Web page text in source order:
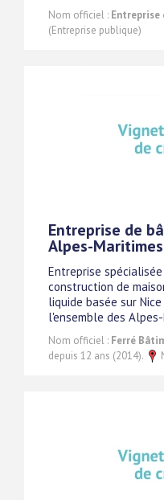
Nom officiel : Entreprise
(Entreprise publique)
Entreprise de
Alpes-Maritimes
Entreprise
construction de
liquide basée sur
l'ensemble des
Nom officiel : Ferré
depuis 12 ans (2014).